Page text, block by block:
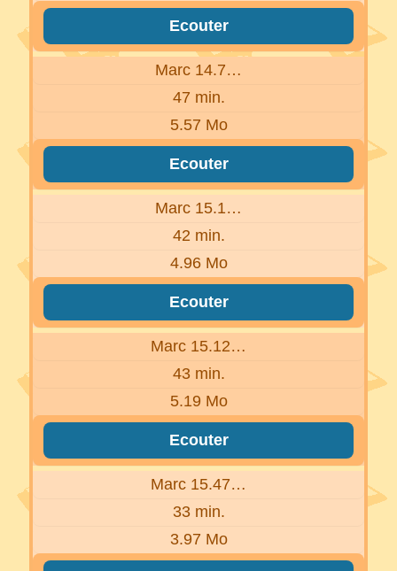
Ecouter
Marc 14.7…
47 min.
5.57 Mo
Ecouter
Marc 15.1…
42 min.
4.96 Mo
Ecouter
Marc 15.12…
43 min.
5.19 Mo
Ecouter
Marc 15.47…
33 min.
3.97 Mo